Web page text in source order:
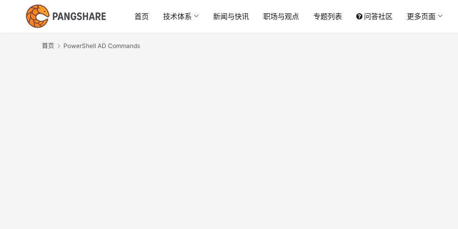
首页 技术体系 新闻与快讯 职场与观点 专题列表 问答社区 更多页面
首页 PowerShell AD Commands